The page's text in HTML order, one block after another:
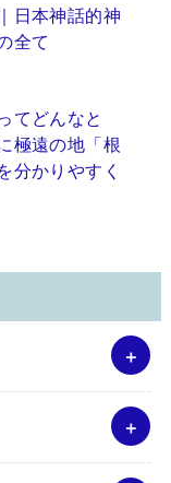
日本神話的神
全て
てどんなと
極遠の地「根
分かりやすく